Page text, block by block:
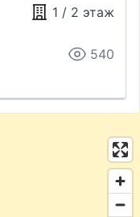
1 / 2 этаж
540